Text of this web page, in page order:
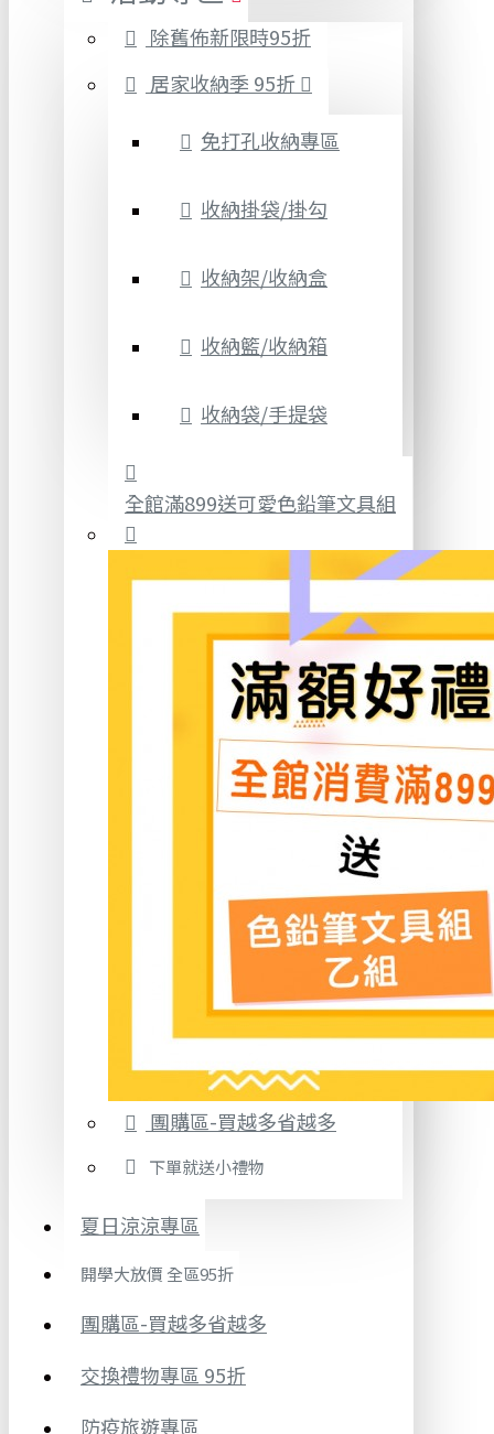
除舊佈新限時95折
居家收納季 95折
免打孔收納專區
收納掛袋/掛勾
收納架/收納盒
收納籃/收納箱
收納袋/手提袋
全館滿899送可愛色鉛筆文具組
團購區-買越多省越多
下單就送小禮物
夏日涼涼專區
開學大放價 全區95折
團購區-買越多省越多
交換禮物專區 95折
防疫旅遊專區